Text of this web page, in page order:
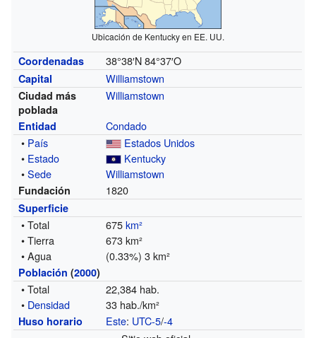
Ubicación de Kentucky en EE. UU.
Coordenadas 38°38′N 84°37′O
Capital Williamstown
Ciudad más
poblada
Williamstown
Entidad
Condado
• País
Estados Unidos
• Estado
Kentucky
•Sede Williamstown
Fundación 1820
Superficie
• Total 675km²
• Tierra
673 km²
• Agua
(0.33%) 3 km²
Población (2000)
• Total
22,384 hab.
• Densidad 33 hab./km²
Huso horario Este: UTC-5/-4